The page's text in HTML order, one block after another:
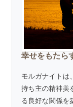
幸せをもたら
モルガナイトは
持ち主の精神美
る良好な関係を